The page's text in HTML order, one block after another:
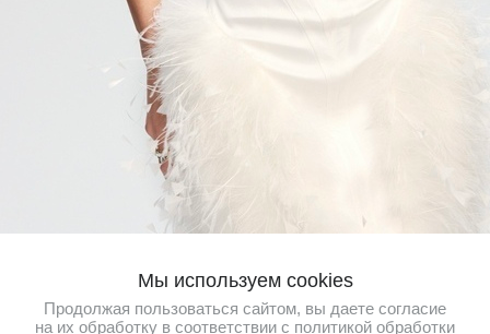
Мы используем cookies
Продолжая пользоваться сайтом, вы даете согласие
на их обработку в соответствии с политикой обработки
ПРИСОЕДИНЯЙТЕСЬ К ПРОГРАММЕ
ЛОЯЛЬНОСТИ